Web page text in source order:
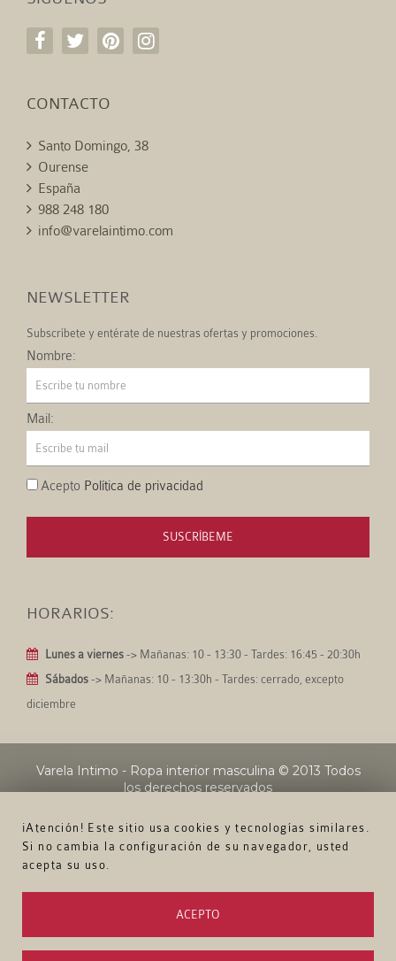
¡Atención! Este sitio usa cookies y tecnologías similares.
Si no cambia la configuración de su navegador, usted
acepta su uso.
ACEPTO
CONTACTO
Santo Domingo, 38
Ourense
España
988 248 180
info@varelaintimo.com
NEWSLETTER
Subscríbete y entérate de nuestras ofertas y promociones.
Nombre:
Mail:
Acepto Política de privacidad
SUSCRÍBEME
HORARIOS:
Lunes a viernes -> Mañanas: 10 - 13:30 - Tardes: 16:45 - 20:30h
Sábados -> Mañanas: 10 - 13:30h - Tardes: cerrado, excepto
diciembre
Varela Intimo - Ropa interior masculina © 2013 Todos
los derechos reservados